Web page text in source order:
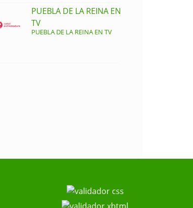
PUEBLA DE LA REINA EN
TV
PUEBLA DE LA REINA EN TV